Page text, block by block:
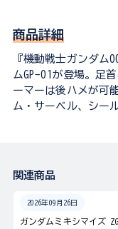
商品詳細
『機動戦士ガンダム
ムGP-01が登場。足
ーマーは後ハメが可
ム・サーベル、シー
関連商品
2026年09月26日
ガンダムミキシマイズ